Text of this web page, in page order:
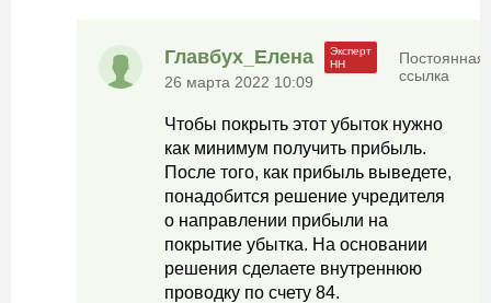
Главбух_Елена
26 марта 2022 10:09
Постоянная
ссылка
Чтобы покрыть этот убыток нужно
как минимум получить прибыль.
После того, как прибыль выведете,
понадобится решение учредителя
о направлении прибыли на
покрытие убытка. На основании
решения сделаете внутреннюю
проводку по счету 84.